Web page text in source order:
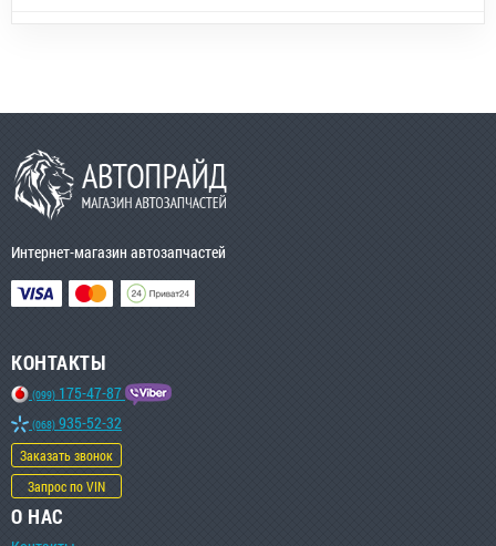
Интернет-магазин автозапчастей
КОНТАКТЫ
(099) 175-47-87
(068) 935-52-32
Заказать звонок
Запрос по VIN
О НАС